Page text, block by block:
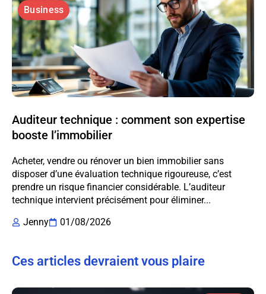
Business
Auditeur technique : comment son expertise
booste l’immobilier
Acheter, vendre ou rénover un bien immobilier sans
disposer d’une évaluation technique rigoureuse, c’est
prendre un risque financier considérable. L’auditeur
technique intervient précisément pour éliminer...
Jenny
01/08/2026
Ces articles devraient vous plaire